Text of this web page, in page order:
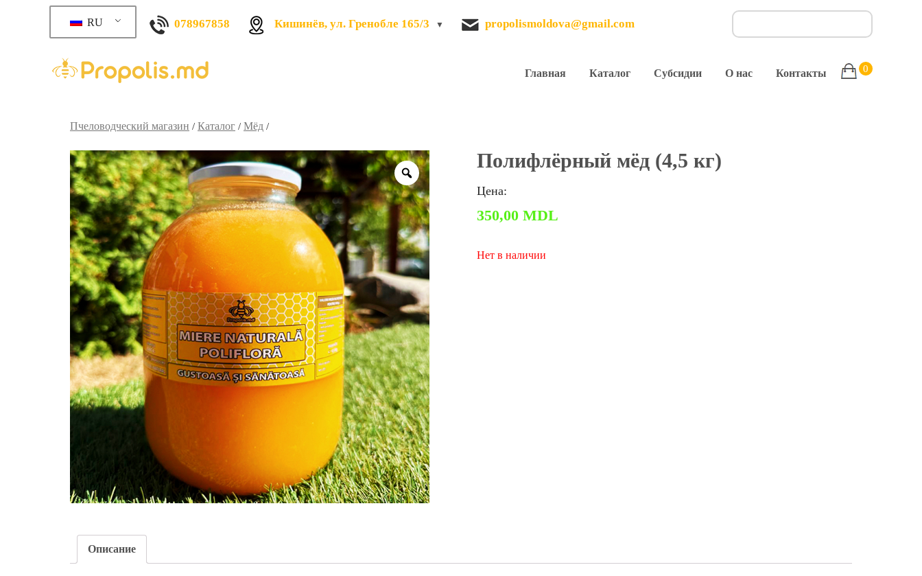
RU 078967858 Кишинёв, ул. Гренобле 165/3 propolismoldova@gmail.com
Главная Каталог Субсидии О нас Контакты 0
Пчеловодческий магазин / Каталог / Мёд /
Zoom
Полифлёрный мёд (4,5 кг)
Цена:
350,00 MDL
Нет в наличии
Описание